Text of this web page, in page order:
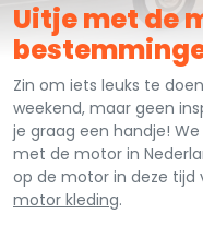
Uitje met de
Zin om iets leuks te
weekend, maar geen
je graag een handje!
met de motor in
op de motor in deze tijd
motor kleding.